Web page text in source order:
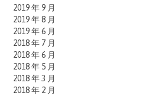
2019 年 9 月
2019 年 8 月
2019 年 6 月
2018 年 7 月
2018 年 6 月
2018 年 5 月
2018 年 3 月
2018 年 2 月